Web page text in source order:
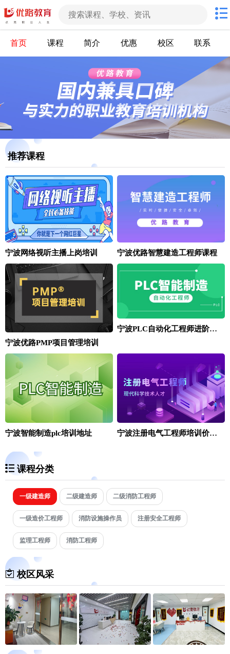
首页 课程 简介 优惠 校区 联系
推荐课程
宁波网络视听主播上岗培训 宁波优路智慧建造工程师课程
宁波优路PMP项目管理培训
宁波PLC自动化工程师进阶培训班
宁波智能制造plc培训地址 宁波注册电气工程师培训价格怎么样
课程分类
一级建造师 二级建造师 二级消防工程师
一级造价工程师 消防设施操作员 注册安全工程师
监理工程师 消防工程师
校区风采